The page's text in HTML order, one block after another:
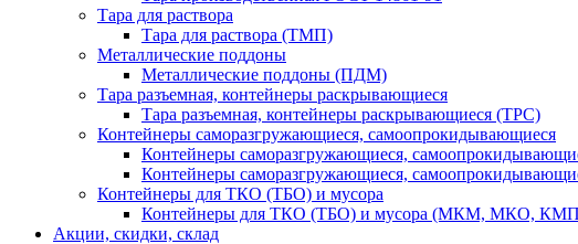
Тара для раствора
Тара для раствора (ТМП)
Металлические поддоны
Металлические поддоны (ПДМ)
Тара разъемная, контейнеры раскрывающиеся
Тара разъемная, контейнеры раскрывающиеся (ТРС)
Контейнеры саморазгружающиеся, самоопрокидывающиеся
Контейнеры саморазгружающиеся,
Контейнеры саморазгружающиеся,
Контейнеры для ТКО (ТБО) и мусора
Контейнеры для ТКО (ТБО) и мусора (МКМ, МКО,
Акции, скидки, склад